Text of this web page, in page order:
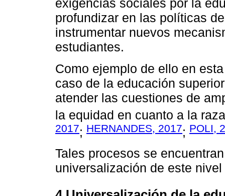
exigencias sociales por la
profundizar en las políticas
instrumentar nuevos
estudiantes.
Como ejemplo de ello en
caso de la educación
atender las cuestiones de
la equidad en cuanto a la
2017; HERNANDES, 2017; POLI,
Tales procesos se
universalización de este